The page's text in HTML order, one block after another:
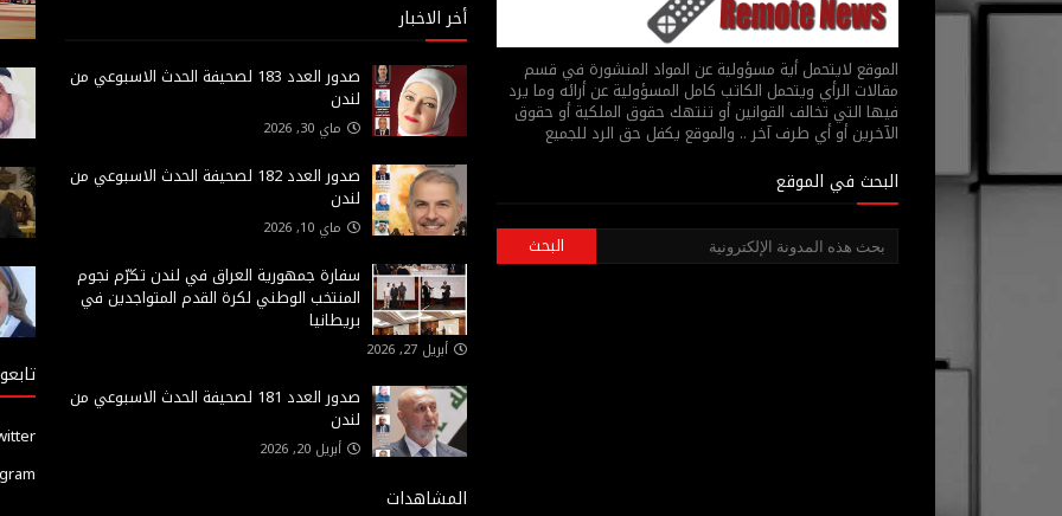
الموقع لايتحمل أية مسؤولية عن المواد المنشورة في قسم
مقالات الرأي ويتحمل الكاتب كامل المسؤولية عن أرائه وما يرد
فيها التي تخالف القوانين أو تنتهك حقوق الملكية أو حقوق
الآخرين أو أي طرف آخر .. والموقع يكفل حق الرد للجميع
البحث في الموقع
أخر الاخبار
صدور العدد 183 لصحيفة الحدث الاسبوعي من
لندن
ماي 30, 2026
صدور العدد 182 لصحيفة الحدث الاسبوعي من
لندن
ماي 10, 2026
سفارة جمهورية العراق في لندن تكرّم نجوم
المنتخب الوطني لكرة القدم المتواجدين في
بريطانيا
أبريل 27, 2026
صدور العدد 181 لصحيفة الحدث الاسبوعي من
لندن
أبريل 20, 2026
المشاهدات